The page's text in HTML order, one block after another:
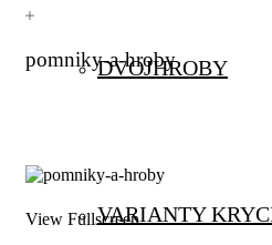
DVOJHROBY
VARIANTY
pomniky-a-hroby
View Fullscreen